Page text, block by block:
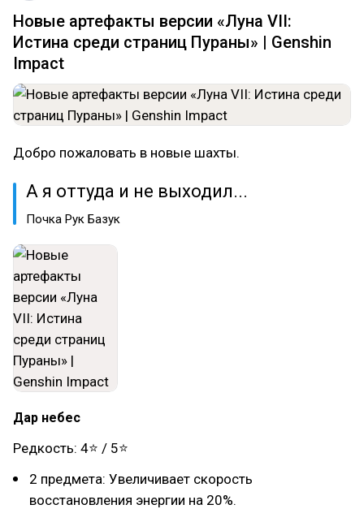
Новые артефакты версии «Луна VII:
Истина среди страниц Пураны» | Genshin
Impact
Добро пожаловать в новые шахты.
А я оттуда и не выходил...
Почка Рук Базук
Дар небес
Редкость: 4⭐ / 5⭐
2 предмета: Увеличивает скорость
восстановления энергии на 20%.